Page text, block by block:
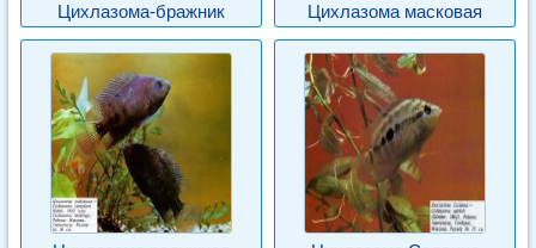
Цихлазома-бражник Цихлазома масковая